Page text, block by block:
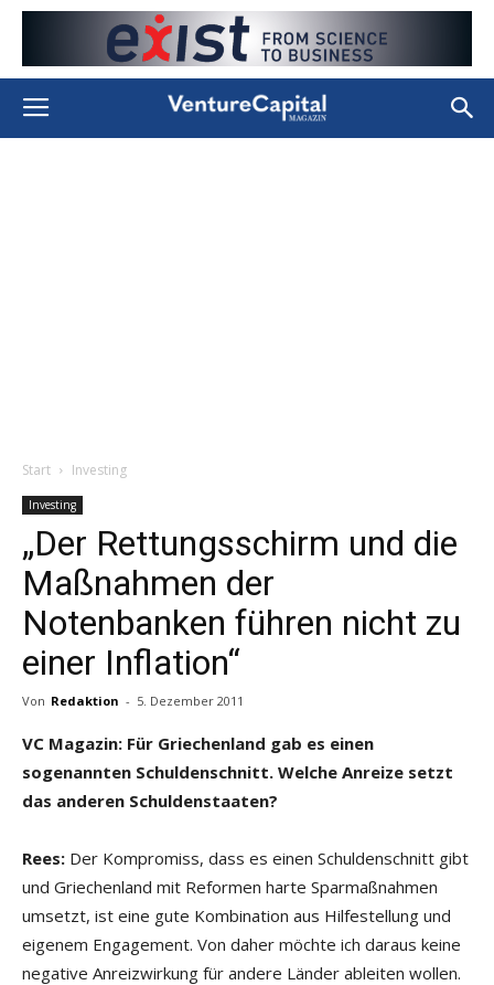
Start Investing
Investing
„Der Rettungsschirm und die
Maßnahmen der
Notenbanken führen nicht zu
einer Inflation“
Von Redaktion - 5. Dezember 2011
VC Magazin: Für Griechenland gab es einen
sogenannten Schuldenschnitt. Welche Anreize setzt
das anderen Schuldenstaaten?
Rees: Der Kompromiss, dass es einen Schuldenschnitt gibt
und Griechenland mit Reformen harte Sparmaßnahmen
umsetzt, ist eine gute Kombination aus Hilfestellung und
eigenem Engagement. Von daher möchte ich daraus keine
negative Anreizwirkung für andere Länder ableiten wollen.